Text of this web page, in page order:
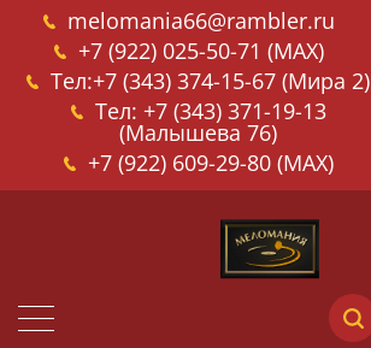
melomania66@rambler.ru
+7 (922) 025-50-71 (MAX)
Тел:+7 (343) 374-15-67 (Мира 2)
Тел: +7 (343) 371-19-13
(Малышева 76)
+7 (922) 609-29-80 (MAX)